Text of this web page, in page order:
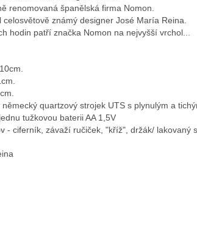
renomovaná španělská firma Nomon.
známý designer José María Reina.
hodin patří značka Nomon na nejvyšší vrchol...
quartzový strojek UTS s plynulým a
tužkovou baterii AA 1,5V
- ciferník, závaží ručiček, "kříž", držák/ lakovaný